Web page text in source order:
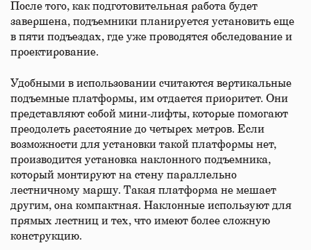
После того, как подготовительная работа будет
завершена, подъемники планируется установить еще
в пяти подъездах, где уже проводятся обследование и
проектирование.
Удобными в использовании считаются вертикальные
подъемные платформы, им отдается приоритет. Они
представляют собой мини-лифты, которые помогают
преодолеть расстояние до четырех метров. Если
возможности для установки такой платформы нет,
производится установка наклонного подъемника,
который монтируют на стену параллельно
лестничному маршу. Такая платформа не мешает
другим, она компактная. Наклонные используют для
прямых лестниц и тех, что имеют более сложную
конструкцию.